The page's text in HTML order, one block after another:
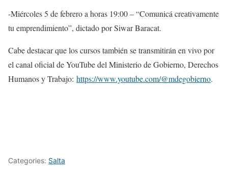
-Miércoles 5 de febrero a horas 19:00 – “Comunicá creativamente
tu emprendimiento”, dictado por Siwar Baracat.
Cabe destacar que los cursos también se transmitirán en vivo por
el canal oficial de YouTube del Ministerio de Gobierno, Derechos
Humanos y Trabajo: https://www.youtube.com/@mdegobierno.
Categories: Salta